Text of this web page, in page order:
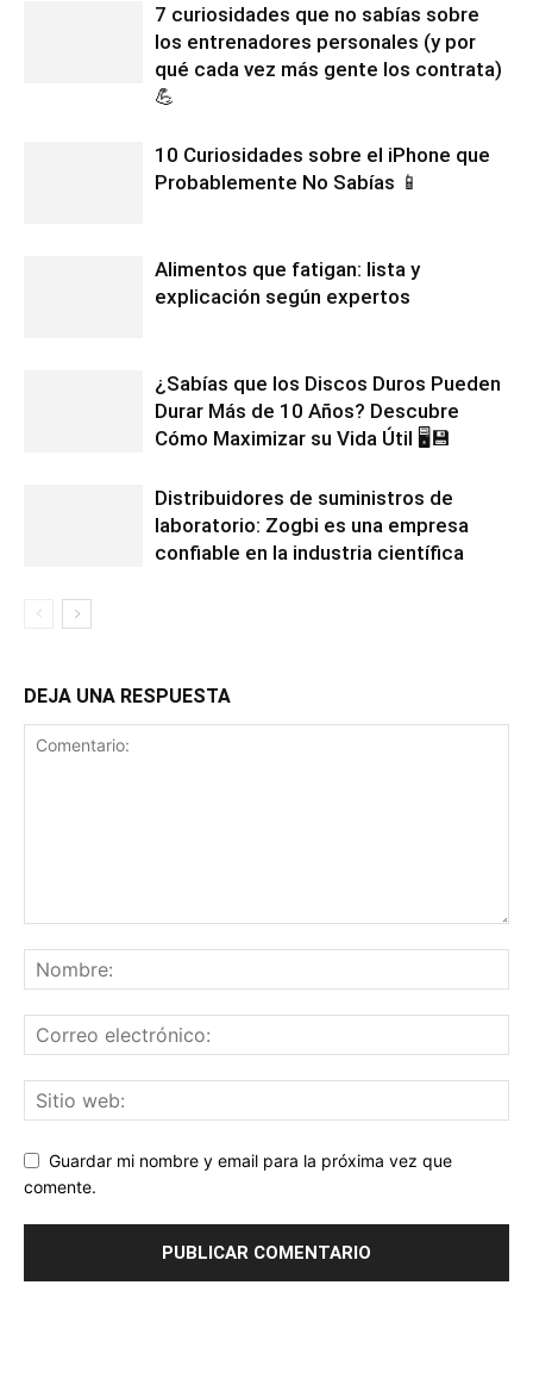
7 curiosidades que no sabías sobre
los entrenadores personales (y por
qué cada vez más gente los contrata)
💪
10 Curiosidades sobre el iPhone que
Probablemente No Sabías 📱
Alimentos que fatigan: lista y
explicación según expertos
¿Sabías que los Discos Duros Pueden
Durar Más de 10 Años? Descubre
Cómo Maximizar su Vida Útil 🖥️💾
Distribuidores de suministros de
laboratorio: Zogbi es una empresa
confiable en la industria científica
DEJA UNA RESPUESTA
Guardar mi nombre y email para la próxima vez que
comente.